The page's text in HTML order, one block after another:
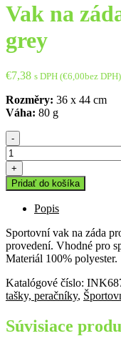
Vak na
grey
€7,38 s DPH (€6,00bez DPH)
Rozměry: 36 x 44 cm
Váha: 80 g
-
množstvo
Vak
na
záda
Fox
grey
+
Pridať do košíka
Popis
Sportovní vak na záda
provedení. Vhodné pro
Materiál 100% polyester.
Katalógové číslo:
tašky, peračníky,
Súvisiace